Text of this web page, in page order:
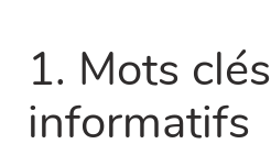
1. Mots clés
informatifs